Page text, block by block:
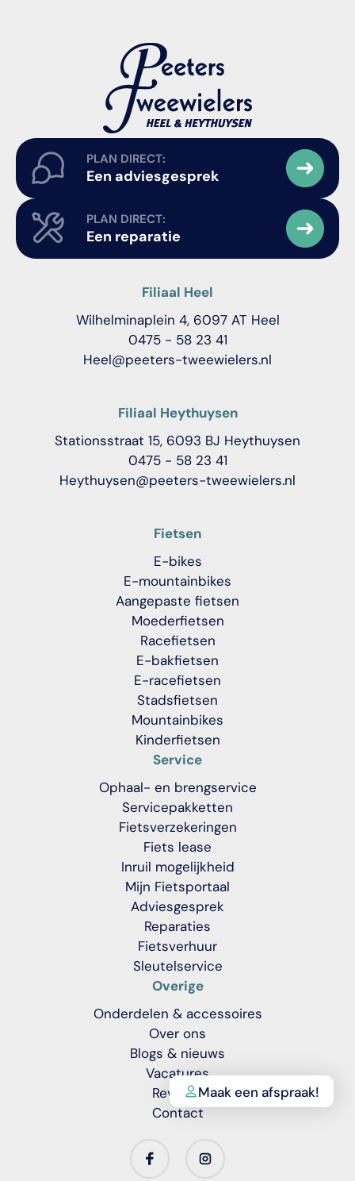
Maak een afspraak!
PLAN DIRECT:
Een adviesgesprek
PLAN DIRECT:
Een reparatie
Filiaal Heel
Wilhelminaplein 4, 6097 AT Heel
0475 - 58 23 41
Heel@peeters-tweewielers.nl
Filiaal Heythuysen
Stationsstraat 15, 6093 BJ Heythuysen
0475 - 58 23 41
Heythuysen@peeters-tweewielers.nl
Fietsen
E-bikes
E-mountainbikes
Aangepaste fietsen
Moederfietsen
Racefietsen
E-bakfietsen
E-racefietsen
Stadsfietsen
Mountainbikes
Kinderfietsen
Service
Ophaal- en brengservice
Servicepakketten
Fietsverzekeringen
Fiets lease
Inruil mogelijkheid
Mijn Fietsportaal
Adviesgesprek
Reparaties
Fietsverhuur
Sleutelservice
Overige
Onderdelen & accessoires
Over ons
Blogs & nieuws
Vacatures
Reviews
Contact
Translation
Translation